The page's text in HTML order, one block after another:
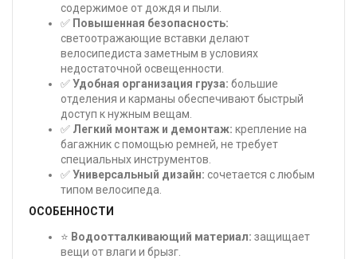
содержимое от дождя и пыли.
✅ Повышенная безопасность:
светоотражающие вставки делают
велосипедиста заметным в условиях
недостаточной освещенности.
✅Удобная организация груза: большие
отделения и карманы обеспечивают быстрый
доступ к нужным вещам.
✅ Легкий монтаж и демонтаж: крепление на
багажник с помощью ремней, не требует
специальных инструментов.
✅Универсальный дизайн: сочетается с любым
типом велосипеда.
ОСОБЕННОСТИ
⭐ Водоотталкивающий материал: защищает
вещи от влаги и брызг.